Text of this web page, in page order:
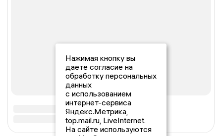
Нажимая кнопку вы
даете согласие на
обработку персональных
данных
с использованием
интернет-сервиса
Яндекс.Метрика,
top.mail.ru, LiveInternet.
На сайте используются